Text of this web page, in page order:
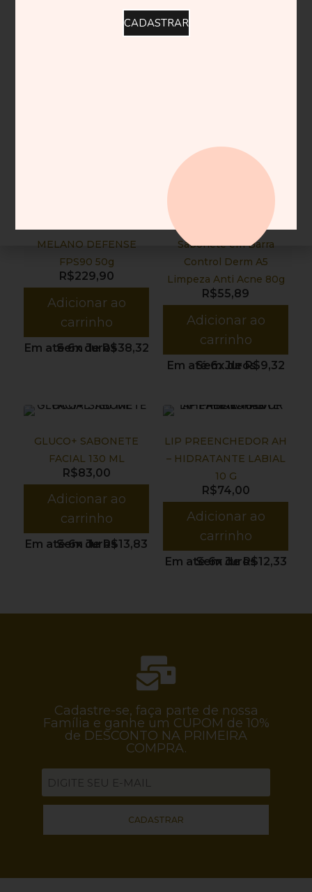
Produtos relacionados
MELANO DEFENSE
FPS90 50g
R$229,90
Adicionar ao
carrinho
Em até 6x deR$38,32
Sem Juros
Sabonete em Barra
Control Derm A5
Limpeza Anti Acne 80g
R$55,89
Adicionar ao
carrinho
Em até 6x deR$9,32
Sem Juros
GLUCO+ SABONETE
FACIAL 130 ML
R$83,00
Adicionar ao
carrinho
Em até 6x de R$13,83
Sem Juros
LIP PREENCHEDOR AH
– HIDRATANTE LABIAL
10 G
R$74,00
Adicionar ao
carrinho
Em até 6x deR$12,33
Sem Juros
Cadastre-se, faça parte de nossa
Família e ganhe um CUPOM de 10%
de DESCONTO NA PRIMEIRA
COMPRA.
CADASTRAR
CADASTRAR